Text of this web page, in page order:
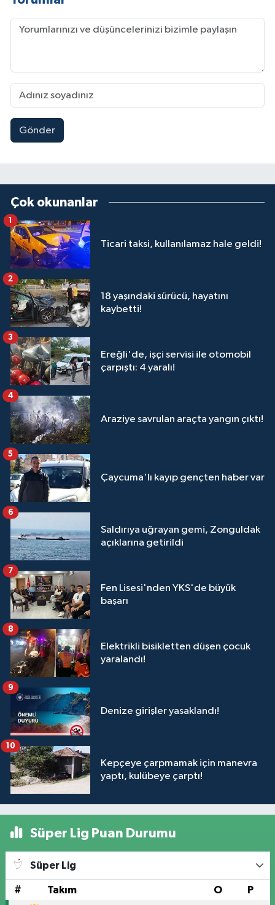
Gönder
Çok okunanlar
Ticari taksi, kullanılamaz hale geldi!
1
18 yaşındaki sürücü, hayatını
kaybetti!
2
Ereğli'de, işçi servisi ile otomobil
çarpıştı: 4 yaralı!
3
Araziye savrulan araçta yangın çıktı!
4
Çaycuma'lı kayıp gençten haber var
5
Saldırıya uğrayan gemi, Zonguldak
açıklarına getirildi
6
Fen Lisesi'nden YKS'de büyük
başarı
7
Elektrikli bisikletten düşen çocuk
yaralandı!
8
Denize girişler yasaklandı!
9
Kepçeye çarpmamak için manevra
yaptı, kulübeye çarptı!
10
Süper Lig Puan Durumu
Süper Lig
# Takım O P